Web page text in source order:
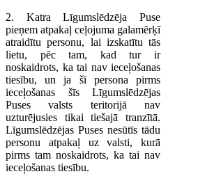
2. Katra Līgumslēdzēja Puse
pieņem atpakaļ ceļojuma galamērķī
atraidītu personu, lai izskatītu tās
lietu, pēc tam, kad tur ir
noskaidrots, ka tai nav ieceļošanas
tiesību, un ja šī persona pirms
ieceļošanas šīs Līgumslēdzējas
Puses valsts teritorijā nav
uzturējusies tikai tiešajā tranzītā.
Līgumslēdzējas Puses nesūtīs tādu
personu atpakaļ uz valsti, kurā
pirms tam noskaidrots, ka tai nav
ieceļošanas tiesību.